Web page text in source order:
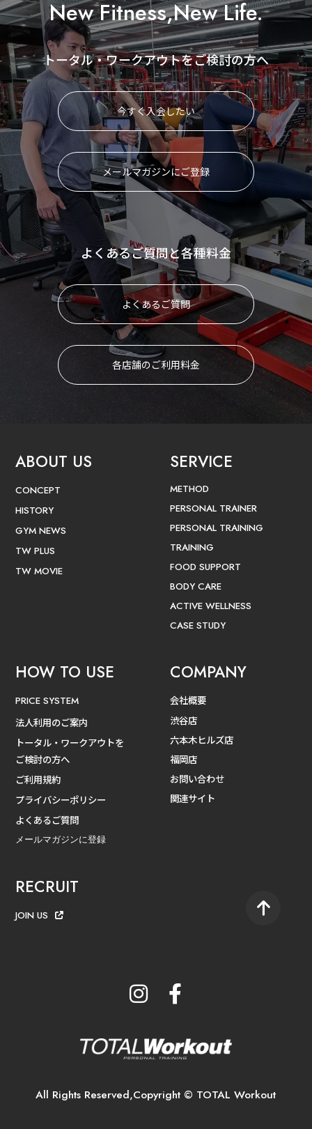
New Fitness,New Life.
トータル・ワークアウトをご検討の方へ
今すぐ入会したい
メールマガジンにご登録
よくあるご質問と各種料金
よくあるご質問
各店舗のご利用料金
ABOUT US
CONCEPT
HISTORY
GYM NEWS
TW PLUS
TW MOVIE
SERVICE
METHOD
PERSONAL TRAINER
PERSONAL TRAINING
TRAINING
FOOD SUPPORT
BODY CARE
ACTIVE WELLNESS
CASE STUDY
HOW TO USE
PRICE SYSTEM
法人利用のご案内
トータル・ワークアウトを
ご検討の方へ
ご利用規約
プライバシーポリシー
よくあるご質問
メールマガジンに登録
COMPANY
会社概要
渋谷店
六本木ヒルズ店
福岡店
お問い合わせ
関連サイト
RECRUIT
JOIN US
All Rights Reserved,Copyright © TOTAL Workout